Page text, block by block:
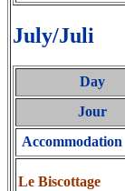
July/Juli
Day
Jour
Accommodation
Le Biscottage